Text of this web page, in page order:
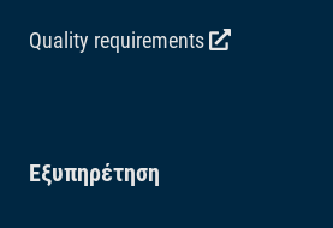
Quality requirements
Εξυπηρέτηση